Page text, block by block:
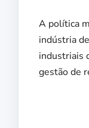
A política
indústria
industriais
gestão de